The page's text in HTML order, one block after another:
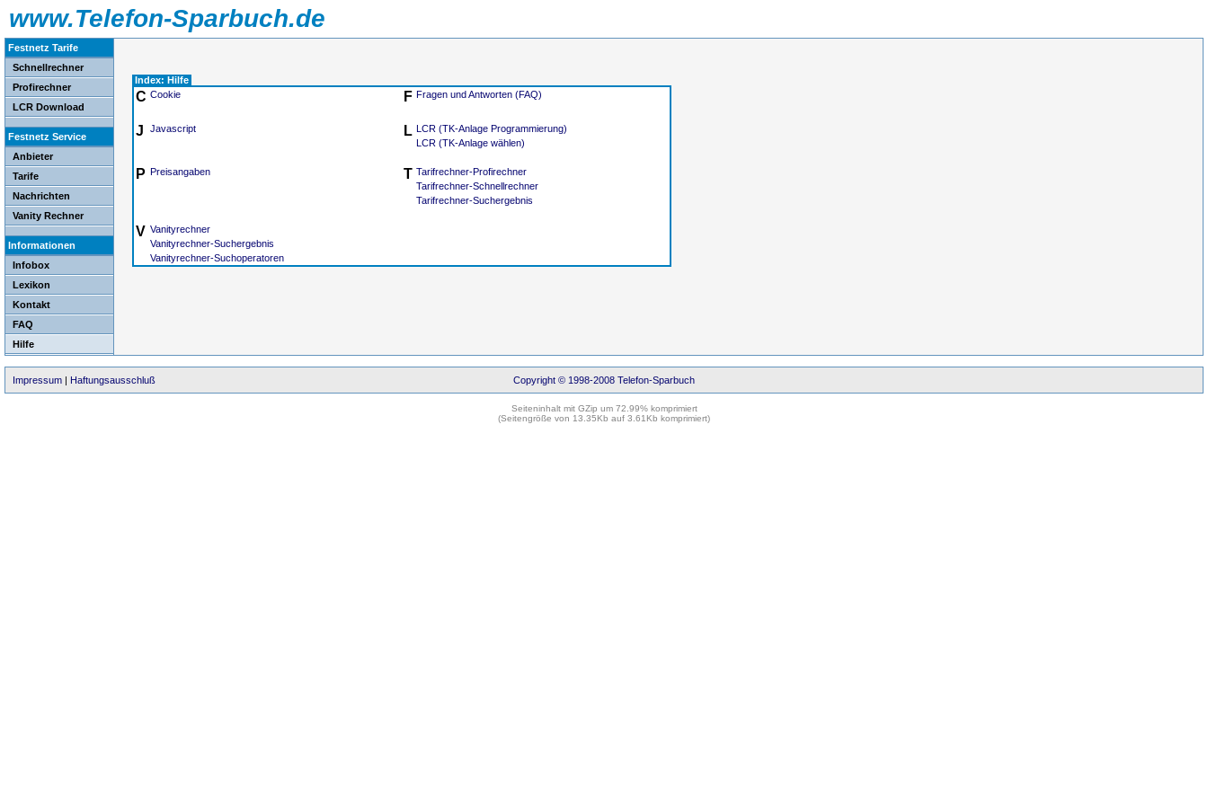
www.Telefon-Sparbuch.de
Festnetz Tarife
Schnellrechner
Profirechner
LCR Download
Festnetz Service
Anbieter
Tarife
Nachrichten
Vanity Rechner
Informationen
Infobox
Lexikon
Kontakt
FAQ
Hilfe
Index: Hilfe
C Cookie F Fragen und Antworten (FAQ)
J Javascript L LCR (TK-Anlage Programmierung)
LCR (TK-Anlage wählen)
P Preisangaben T Tarifrechner-Profirechner
Tarifrechner-Schnellrechner
Tarifrechner-Suchergebnis
V Vanityrechner
Vanityrechner-Suchergebnis
Vanityrechner-Suchoperatoren
Impressum | Haftungsausschluß Copyright © 1998-2008 Telefon-Sparbuch
Seiteninhalt mit GZip um 72.99% komprimiert
(Seitengröße von 13.35Kb auf 3.61Kb komprimiert)